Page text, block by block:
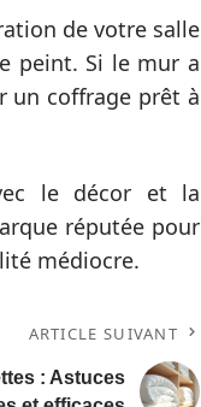
de votre salle
peint. Si le mur a
un coffrage prêt à
le décor et la
réputée pour
médiocre.
ARTICLE SUIVANT
: Astuces